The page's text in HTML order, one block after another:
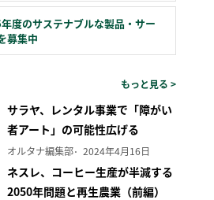
度のサステナブルな製品・サー
募集中
もっと見る >
サラヤ、レンタル事業で「障がい
者アート」の可能性広げる
オルタナ編集部 2024年4月16日
ネスレ、コーヒー生産が半減する
2050年問題と再生農業（前編）